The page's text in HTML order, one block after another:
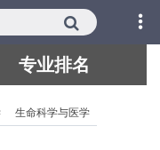
专业排名
生命科学与医学